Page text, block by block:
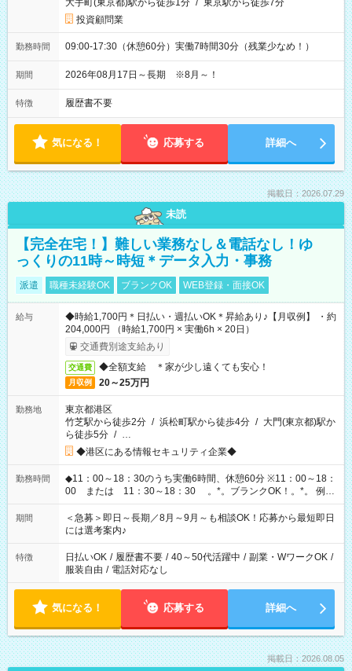
大手町(東京都)駅から徒歩1分 / 東京駅から徒歩7分
投資顧問業
勤務時間 09:00-17:30（休憩60分）実働7時間30分（残業少なめ！）
期間 2026年08月17日～長期 ※8月～！
特徴 履歴書不要
気になる！ 応募する 詳細へ
掲載日：2026.07.29
未読
【完全在宅！】難しい業務なし＆電話なし！ゆ
っくりの11時～時短＊データ入力・事務
派遣 職種未経験OK ブランクOK WEB登録・面接OK
給与
◆時給1,700円＊日払い・週払いOK＊昇給あり♪【月収例】 ・約
204,000円 （時給1,700円 × 実働6h × 20日）
交通費別途支給あり
交通費 ◆全額支給 ＊家が少し遠くても安心！
月収例 20～25万円
勤務地
東京都港区
竹芝駅から徒歩2分 / 浜松町駅から徒歩4分 / 大門(東京都)駅か
ら徒歩5分 / …
◆港区にある情報セキュリティ企業◆
勤務時間
◆11：00～18：30のうち実働6時間、休憩60分 ※11：00～18：
00 または 11：30～18：30 。*。ブランクOK！。*。 例え
ば前職が、 在宅/財団法人/事務/コールセンター/受付/販売/カフェ
スタッフ スイーツ販売/ホテルフロント/化粧品販売/など 様々な
業界から入社して活躍されています♪
期間
＜急募＞即日～長期／8月～9月～も相談OK！応募から最短即日
には選考案内♪
特徴 日払いOK / 履歴書不要 / 40～50代活躍中 / 副業・WワークOK /
服装自由 / 電話対応なし
気になる！ 応募する 詳細へ
掲載日：2026.08.05